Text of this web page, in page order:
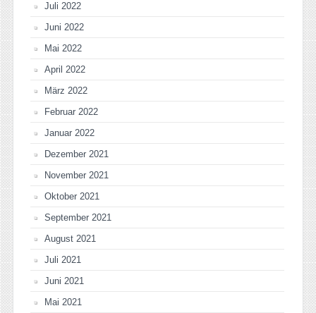
Juli 2022
Juni 2022
Mai 2022
April 2022
März 2022
Februar 2022
Januar 2022
Dezember 2021
November 2021
Oktober 2021
September 2021
August 2021
Juli 2021
Juni 2021
Mai 2021